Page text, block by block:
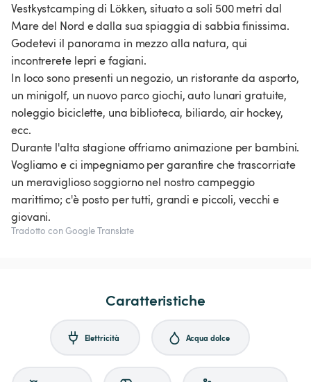
Vestkystcamping di Lökken, situato a soli 500 metri dal
Mare del Nord e dalla sua spiaggia di sabbia finissima.
Godetevi il panorama in mezzo alla natura, qui
incontrerete lepri e fagiani.
In loco sono presenti un negozio, un ristorante da asporto,
un minigolf, un nuovo parco giochi, auto lunari gratuite,
noleggio biciclette, una biblioteca, biliardo, air hockey,
ecc.
Durante l'alta stagione offriamo animazione per bambini.
Vogliamo e ci impegniamo per garantire che trascorriate
un meraviglioso soggiorno nel nostro campeggio
marittimo; c'è posto per tutti, grandi e piccoli, vecchi e
Tradotto con Google Translate
Caratteristiche
Elettricità Acqua dolce